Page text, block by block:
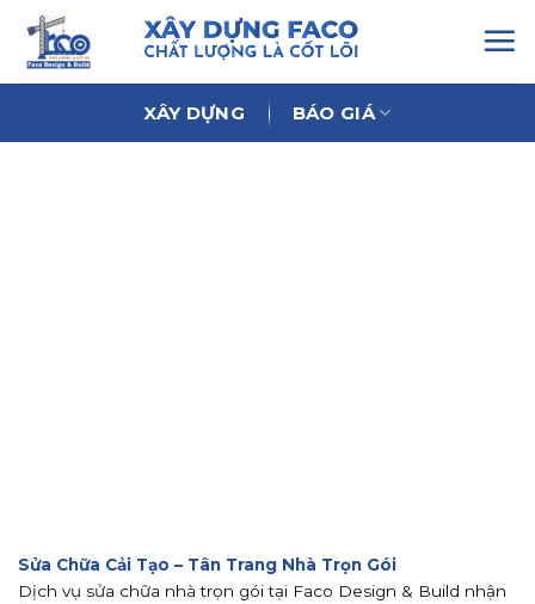
Chuyển
đến
nội
XÂY DỰNG BÁO GIÁ
Sửa Chữa Cải Tạo – Tân Trang Nhà Trọn Gói
Dịch vụ sửa chữa nhà trọn gói tại Faco Design & Build nhận